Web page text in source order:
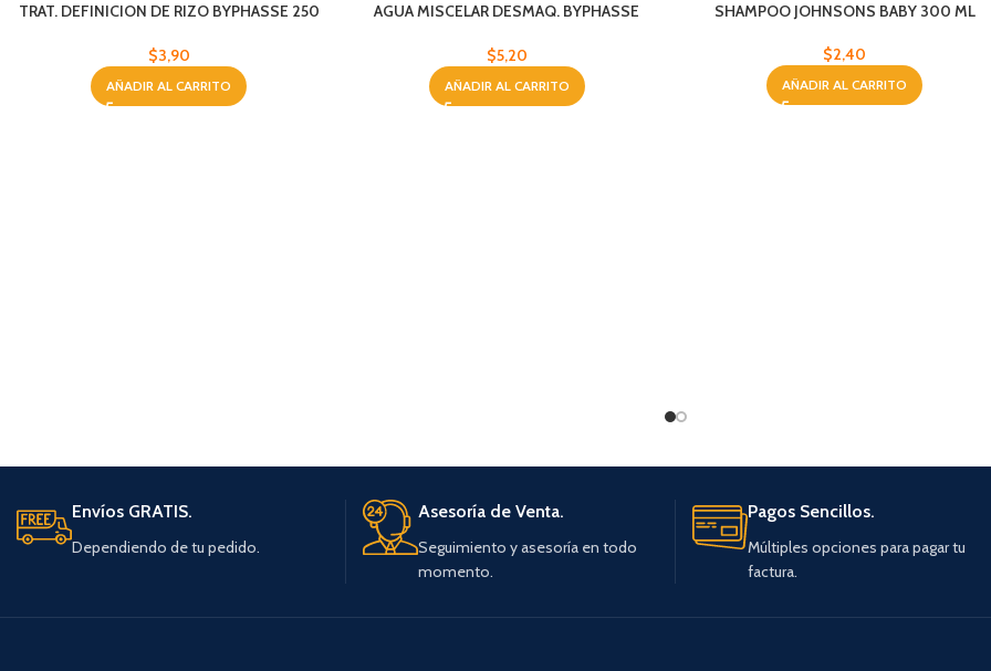
TRAT. DEFINICION DE RIZO BYPHASSE 250
$3,90
AÑADIR AL CARRITO
AGUA MISCELAR DESMAQ. BYPHASSE
$5,20
AÑADIR AL CARRITO
SHAMPOO JOHNSONS BABY 300 ML
$2,40
AÑADIR AL CARRITO
Envíos GRATIS.
Dependiendo de tu pedido.
Asesoría de Venta.
Seguimiento y asesoría en todo
momento.
Pagos Sencillos.
Múltiples opciones para pagar tu
factura.